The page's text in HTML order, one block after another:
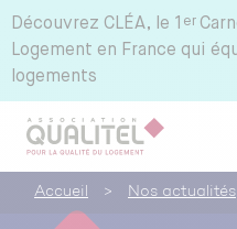
Découvrez CLÉA, le 1 er
Logement en France qui
logements
Accueil > Nos actualités